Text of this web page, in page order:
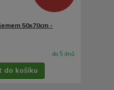
50x70cm -
do 5 dnů
do košíku